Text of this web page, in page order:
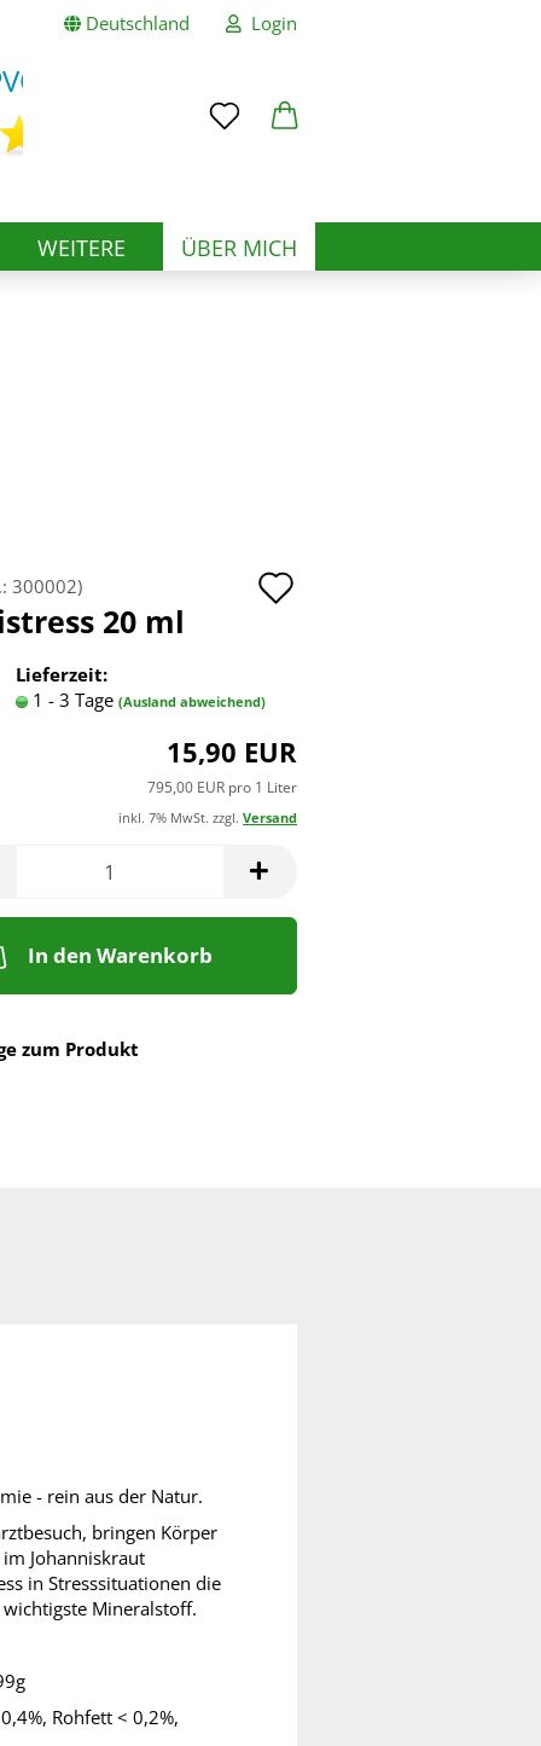
Deutschland Login
ÜBER MICH
WEITERE
300002)
20 ml
Lieferzeit:
1 - 3 Tage (Ausland abweichend)
15,90 EUR
795,00 EUR pro 1 Liter
inkl. 7% MwSt. zzgl. Versand
In den Warenkorb
zum Produkt
- rein aus der Natur.
bringen Körper
Johanniskraut
in Stresssituationen die
Mineralstoff.
Rohfett < 0,2%,